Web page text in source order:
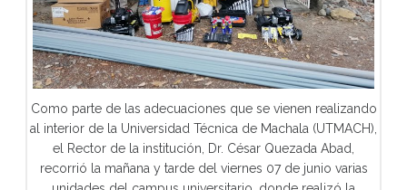
Como parte de las adecuaciones que se vienen realizando
al interior de la Universidad Técnica de Machala (UTMACH),
el Rector de la institución, Dr. César Quezada Abad,
recorrió la mañana y tarde del viernes 07 de junio varias